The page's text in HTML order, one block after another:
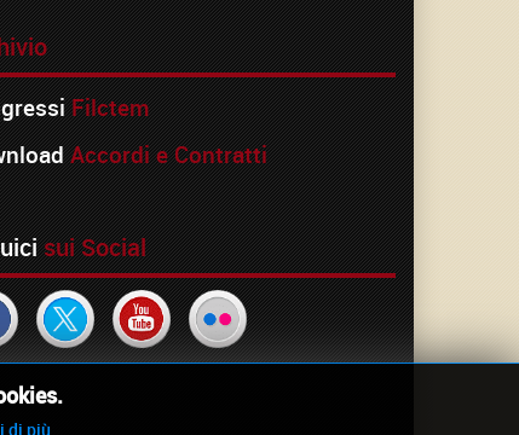
di più
Filctem
Accordi e Contratti
sui Social